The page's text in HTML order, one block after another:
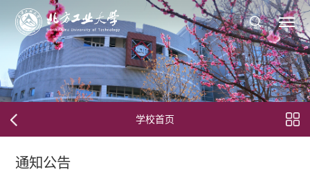
学校首页
通知公告